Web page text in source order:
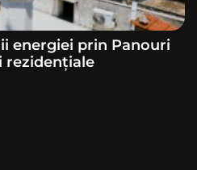
energiei prin Panouri
rezidențiale